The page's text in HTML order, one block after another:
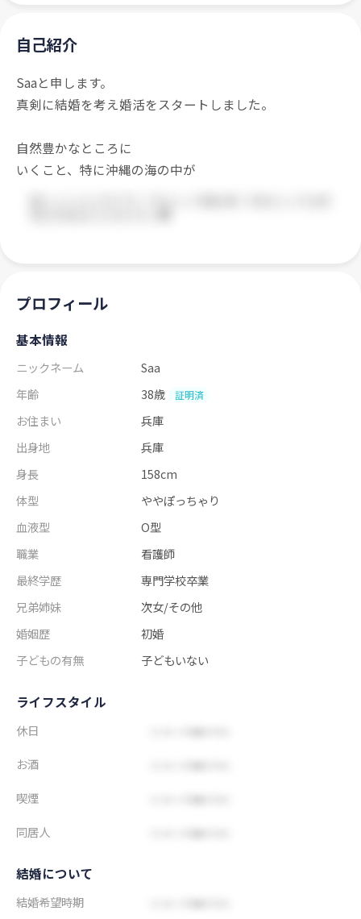
自己紹介
Saaと申します。
真剣に結婚を考え婚活をスタートしました。
自然豊かなところに
いくこと、特に沖縄の海の中が
プロフィール
基本情報
ニックネーム
Saa
年齢
38歳 証明済
お住まい
兵庫
出身地
兵庫
身長
158cm
体型
ややぽっちゃり
血液型
O型
職業
看護師
最終学歴
専門学校卒業
兄弟姉妹
次女/その他
婚姻歴
初婚
子どもの有無
子どもいない
ライフスタイル
休日
お酒
喫煙
同居人
結婚について
結婚希望時期